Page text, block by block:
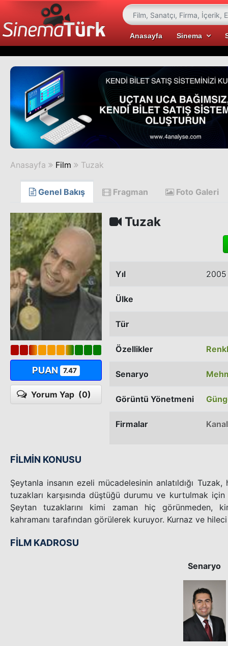
Anasayfa Sinema
Anasayfa Film Tuzak
Genel Bakış Fragman Foto Galeri
PUAN 7.47
Yorum Yap (0)
Tuzak
Yıl 2005
Ülke
Tür
Özellikler
Senaryo
Görüntü Yönetmeni
Firmalar
FİLMİN KONUSU
Şeytanla insanın ezeli mücadelesinin anlatıldığı
tuzakları karşısında düştüğü durumu ve kurtulmak
Şeytan tuzaklarını kimi zaman hiç görünmeden,
kahramanı tarafından görülerek kuruyor. Kurnaz ve
FİLM KADROSU
Senaryo